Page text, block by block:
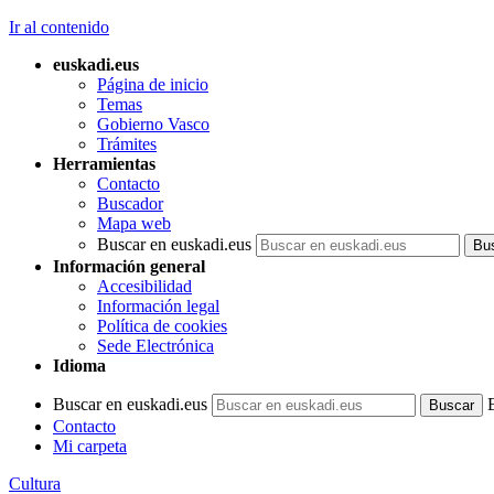
Ir al contenido
euskadi.eus
Página de inicio
Temas
Gobierno Vasco
Trámites
Herramientas
Contacto
Buscador
Mapa web
Buscar en euskadi.eus
Información general
Accesibilidad
Información legal
Política de cookies
Sede Electrónica
Idioma
Buscar en euskadi.eus
Contacto
Mi carpeta
Cultura